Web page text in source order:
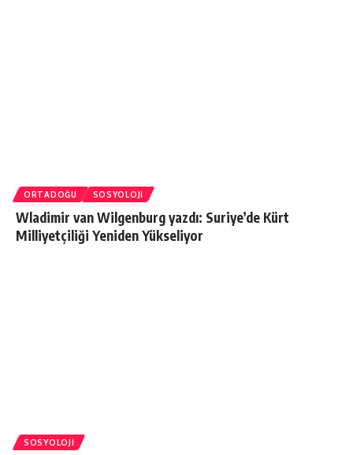
ORTADOĞU SOSYOLOJI
Wladimir van Wilgenburg yazdı: Suriye’de Kürt
Milliyetçiliği Yeniden Yükseliyor
SOSYOLOJI